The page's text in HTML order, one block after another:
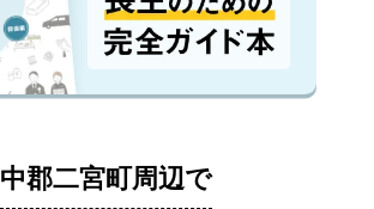
中郡二宮町周辺で